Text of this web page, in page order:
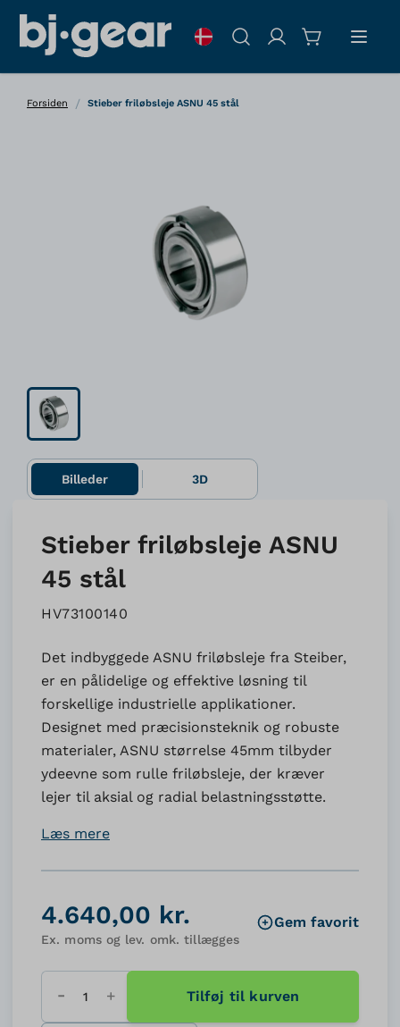
Søg
Forsiden / Stieber friløbsleje ASNU 45 stål
Billeder 3D
Stieber friløbsleje ASNU
45 stål
HV73100140
Det indbyggede ASNU friløbsleje fra Steiber,
er en pålidelige og effektive løsning til
forskellige industrielle applikationer.
Designet med præcisionsteknik og robuste
materialer, ASNU størrelse 45mm tilbyder
ydeevne som rulle friløbsleje, der kræver
lejer til aksial og radial belastningsstøtte.
Læs mere
4.640,00 kr.
Ex. moms og lev. omk. tillægges
Gem favorit
Antal Tilføj til kurven